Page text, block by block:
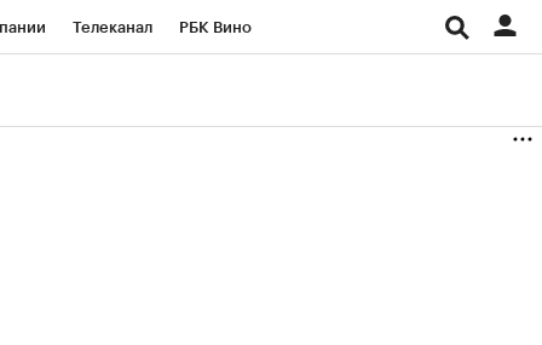
Телеканал РБК Вино